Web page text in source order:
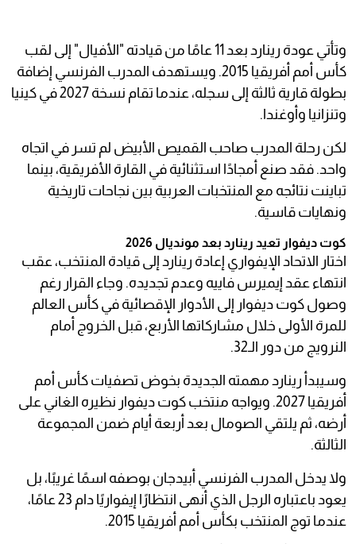
وتأتي عودة رينارد بعد 11 عامًا من قيادته "الأفيال" إلى لقب
كأس أمم أفريقيا 2015. ويستهدف المدرب الفرنسي إضافة
بطولة قارية ثالثة إلى سجله، عندما تقام نسخة 2027 في كينيا
وتنزانيا وأوغندا.
لكن رحلة المدرب صاحب القميص الأبيض لم تسر في اتجاه
واحد. فقد صنع أمجادًا استثنائية في القارة الأفريقية، بينما
تباينت نتائجه مع المنتخبات العربية بين نجاحات تاريخية
ونهايات قاسية.
كوت ديفوار تعيد رينارد بعد مونديال 2026
اختار الاتحاد الإيفواري إعادة رينارد إلى قيادة المنتخب، عقب
انتهاء عقد إيميرس فاييه وعدم تجديده. وجاء القرار رغم
وصول كوت ديفوار إلى الأدوار الإقصائية في كأس العالم
للمرة الأولى خلال مشاركاتها الأربع، قبل الخروج أمام
النرويج من دور الـ32.
وسيبدأ رينارد مهمته الجديدة بخوض تصفيات كأس أمم
أفريقيا 2027. ويواجه منتخب كوت ديفوار نظيره الغاني على
أرضه، ثم يلتقي الصومال بعد أربعة أيام ضمن المجموعة
الثالثة.
ولا يدخل المدرب الفرنسي أبيدجان بوصفه اسمًا غريبًا، بل
يعود باعتباره الرجل الذي أنهى انتظارًا إيفواريًا دام 23 عامًا،
عندما توج المنتخب بكأس أمم أفريقيا 2015.